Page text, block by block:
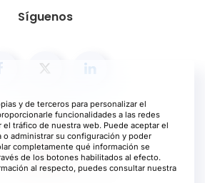
Síguenos
Todos los derechos reservados
y de terceros para personalizar el
funcionalidades a las redes
el tráfico de nuestra web. Puede aceptar el
administrar su configuración y poder
completamente qué información se
de los botones habilitados al efecto.
al respecto, puedes consultar nuestra